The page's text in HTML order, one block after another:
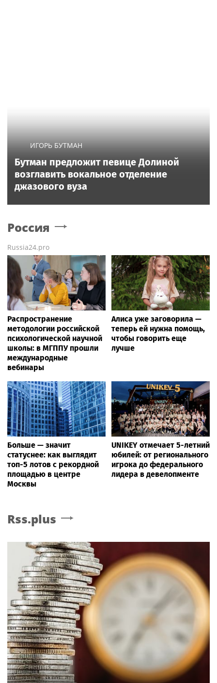
ИГОРЬ БУТМАН
Бутман предложит певице Долиной
возглавить вокальное отделение
джазового вуза
Россия
Russia24.pro
Распространение
методологии российской
психологической научной
школы: в МГППУ прошли
международные
вебинары
Алиса уже заговорила —
теперь ей нужна помощь,
чтобы говорить еще
лучше
Больше — значит
статуснее: как выглядит
топ-5 лотов с рекордной
площадью в центре
Москвы
UNIKEY отмечает 5-летний
юбилей: от регионального
игрока до федерального
лидера в девелопменте
Rss.plus